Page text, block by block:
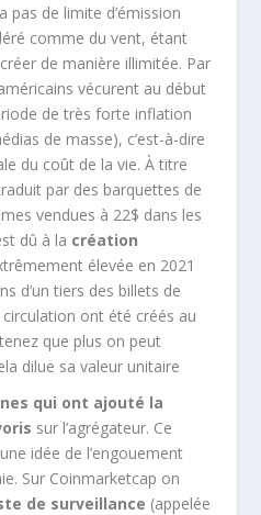
pas de limite d’émission
comme du vent, étant
de manière illimitée. Par
vécurent au début
de très forte inflation
de masse), c’est-à-dire
du coût de la vie. À titre
par des barquettes de
vendues à 22$ dans les
dû à la création
élevée en 2021
d’un tiers des billets de
ont été créés au
que plus on peut
dilue sa valeur unitaire
qui ont ajouté la
sur l’agrégateur. Ce
idée de l’engouement
Sur Coinmarketcap on
de surveillance (appelée